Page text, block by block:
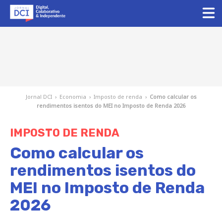
Jornal DCI › Economia › Imposto de renda › Como calcular os
rendimentos isentos do MEI no Imposto de Renda 2026
IMPOSTO DE RENDA
Como calcular os
rendimentos isentos do
MEI no Imposto de Renda
2026